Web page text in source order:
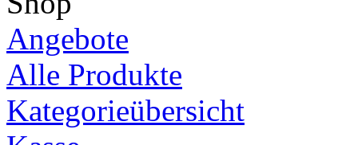
Angebote
Alle Produkte
Kategorieübersicht